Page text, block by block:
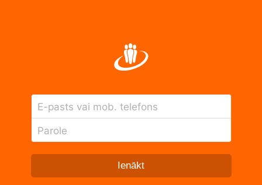
E-pasts vai mob. telefons
Parole
Ienākt